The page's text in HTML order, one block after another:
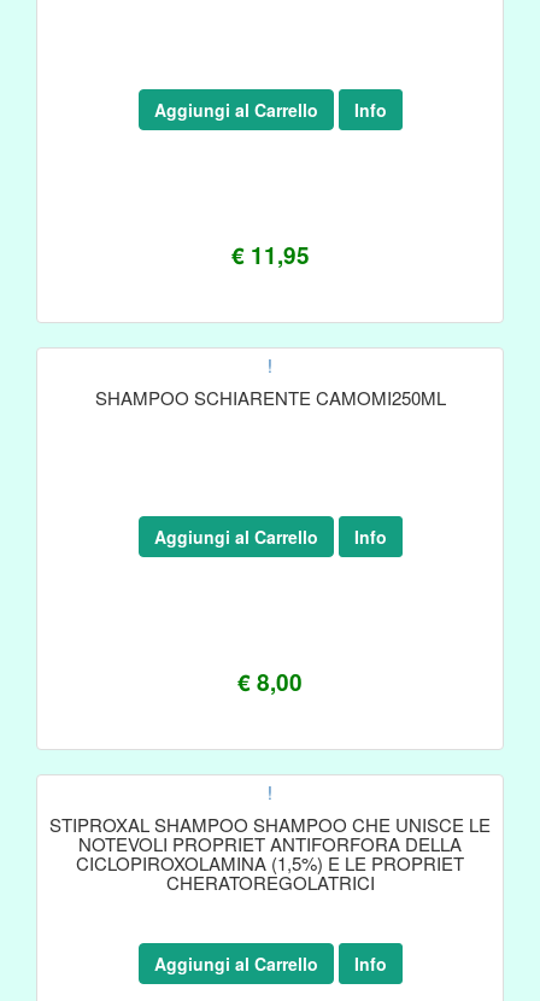
€ 11,95
Aggiungi al Carrello Info
!
SHAMPOO SCHIARENTE CAMOMI250ML
€ 8,00
Aggiungi al Carrello Info
!
STIPROXAL SHAMPOO SHAMPOO CHE UNISCE LE
NOTEVOLI PROPRIET ANTIFORFORA DELLA
CICLOPIROXOLAMINA (1,5%) E LE PROPRIET
CHERATOREGOLATRICI
Aggiungi al Carrello Info